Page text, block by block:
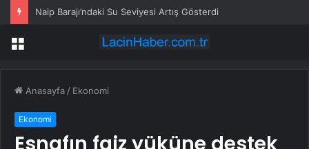
Naip Barajı’ndaki Su Seviyesi Artış Gösterdi
Menü
Anasayfa / Ekonomi
Ekonomi